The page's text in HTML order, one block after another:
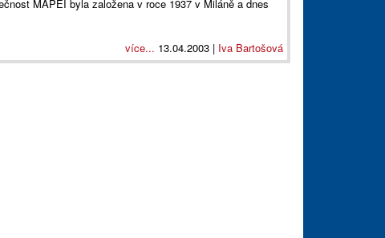
MAPEI byla založena v roce 1937 v Miláně a dnes
více... 13.04.2003 | Iva Bartošová